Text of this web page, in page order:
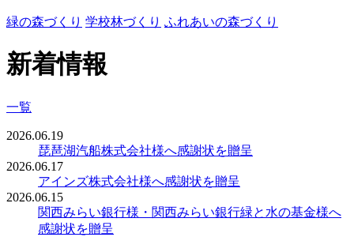
緑の森づくり 学校林づくり ふれあいの森づくり
新着情報
一覧
2026.06.19
琵琶湖汽船株式会社様へ感謝状を贈呈
2026.06.17
アインズ株式会社様へ感謝状を贈呈
2026.06.15
関西みらい銀行様・関西みらい銀行緑と水の基金様へ
感謝状を贈呈